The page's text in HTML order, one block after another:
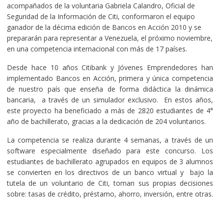
acompañados de la voluntaria Gabriela Calandro, Oficial de
Seguridad de la Información de Citi, conformaron el equipo
ganador de la décima edición de Bancos en Acción 2010 y se
prepararán para representar a Venezuela, el próximo noviembre,
en una competencia internacional con más de 17 países.
Desde hace 10 años Citibank y Jóvenes Emprendedores han
implementado Bancos en Acción, primera y única competencia
de nuestro país que enseña de forma didáctica la dinámica
bancaria, a través de un simulador exclusivo. En estos años,
este proyecto ha beneficiado a más de 2820 estudiantes de 4°
año de bachillerato, gracias a la dedicación de 204 voluntarios.
La competencia se realiza durante 4 semanas, a través de un
software especialmente diseñado para este concurso. Los
estudiantes de bachillerato agrupados en equipos de 3 alumnos
se convierten en los directivos de un banco virtual y bajo la
tutela de un voluntario de Citi, toman sus propias decisiones
sobre: tasas de crédito, préstamo, ahorro, inversión, entre otras.